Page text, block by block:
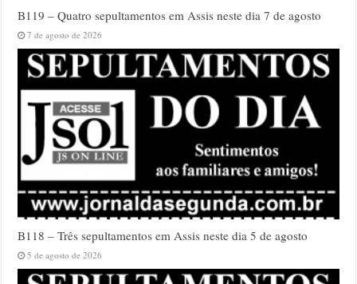
B119 – Quatro sepultamentos em Assis neste dia 7 de agosto
7 de agosto de 2026
B118 – Três sepultamentos em Assis neste dia 5 de agosto
5 de agosto de 2026